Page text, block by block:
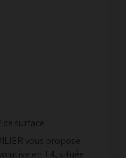
de surface
vous propose
en T4, située